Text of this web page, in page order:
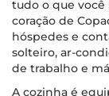
tudo o que você
coração de
hóspedes e
solteiro, ar-
de trabalho e
A cozinha é